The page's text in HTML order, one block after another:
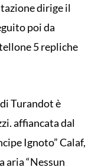
dirige il
poi da
5 repliche
Turandot è
affiancata dal
Ignoto” Calaf,
aria “Nessun